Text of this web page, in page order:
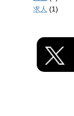
求人 (1)